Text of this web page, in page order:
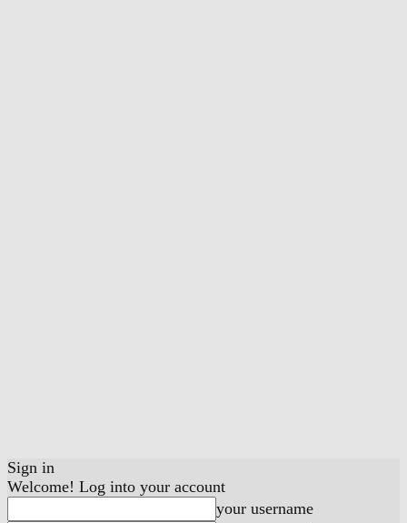
Sign in
Welcome! Log into your account
your username